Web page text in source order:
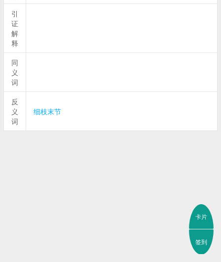
引
证
解
释
同
义
词
反
义
词
细枝末节
卡片
签到